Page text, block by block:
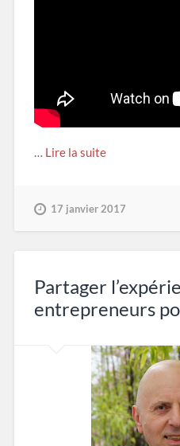
… Lire la suite
17 janvier 2017
Partager
entrepreneurs